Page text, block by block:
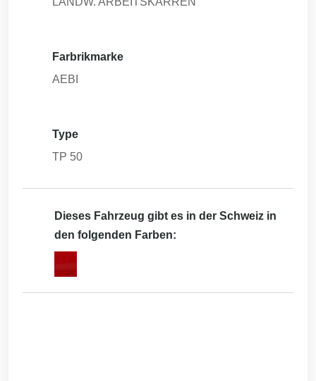
Farbrikmarke
AEBI
Type
TP 50
Dieses Fahrzeug gibt es in der Schweiz in
den folgenden Farben: